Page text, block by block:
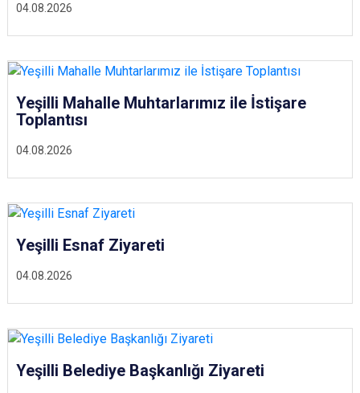
04.08.2026
04.08.2026
Yeşilli Mahalle Muhtarlarımız ile İstişare
Toplantısı
04.08.2026
Yeşilli Esnaf Ziyareti
Yeşilli Belediye Başkanlığı Ziyareti